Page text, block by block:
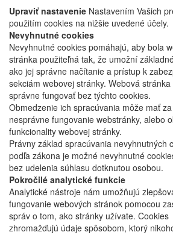
Upraviť nastavenie Nastavením Vašich
použitím cookies na nižšie uvedené účely.
Nevyhnutné cookies
Nevyhnutné cookies pomáhajú, aby bola
stránka použiteľná tak, že umožní
ako jej správne načítanie a prístup k
sekciám webovej stránky. Webová
správne fungovať bez týchto cookies.
Obmedzenie ich spracúvania môže mať
nesprávne fungovanie webstránky, alebo
funkcionality webovej stránky.
Právny základ spracúvania nevyhnutných
podľa zákona je možné nevyhnutné
bez udelenia súhlasu dotknutou osobou.
Pokročilé analytické funkcie
Analytické nástroje nám umožňujú
fungovanie webových stránok pomocou
správ o tom, ako stránky užívate. Cookies
zhromažďujú údaje spôsobom, ktorý